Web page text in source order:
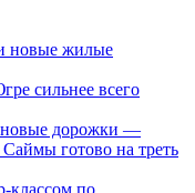
новые жилые
сильнее всего
новые дорожки —
Саймы готово на треть
классом по